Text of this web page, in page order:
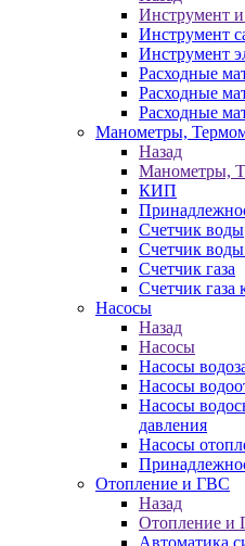
Инструмент
Инструмент
Инструмент
Расходные
Расходные
Расходные
Манометры,
Назад
Манометры,
КИП
Счетчик воды
Счетчик
Счетчик газа
Счетчик
Насосы
Назад
Насосы
Насосы
Насосы
Насосы
давления
Насосы
Отопление и ГВС
Назад
Отопление и
Автоматика